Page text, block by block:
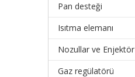
Pan desteği
Isıtma elemanı
Nozullar ve Enjektör
Gaz regülatörü